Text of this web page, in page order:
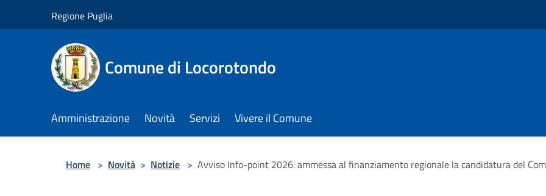
Regione Puglia
Comune di Locorotondo
Amministrazione Novità Servizi Vivere il Comune
Home > Novità > Notizie > Avviso Info-point 2026: ammessa al finanziamento regionale la candidatura del